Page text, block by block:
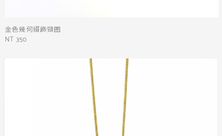
金色幾何綴飾頸圈
NT 350